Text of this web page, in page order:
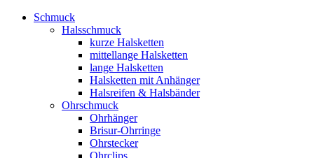
Schmuck
Halsschmuck
kurze Halsketten
mittellange Halsketten
lange Halsketten
Halsketten mit Anhänger
Halsreifen & Halsbänder
Ohrschmuck
Ohrhänger
Brisur-Ohrringe
Ohrstecker
Ohrclips